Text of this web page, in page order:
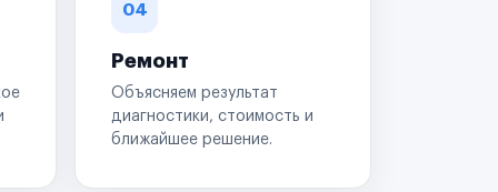
04
Ремонт
Объясняем результат
диагностики, стоимость и
ближайшее решение.